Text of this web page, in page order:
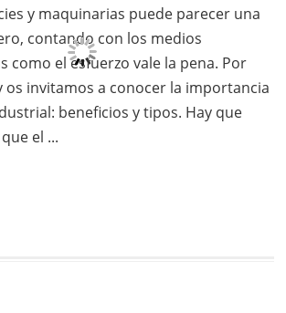
y maquinarias puede parecer una
contando con los medios
como el esfuerzo vale la pena. Por
os invitamos a conocer la importancia
beneficios y tipos. Hay que
el ...